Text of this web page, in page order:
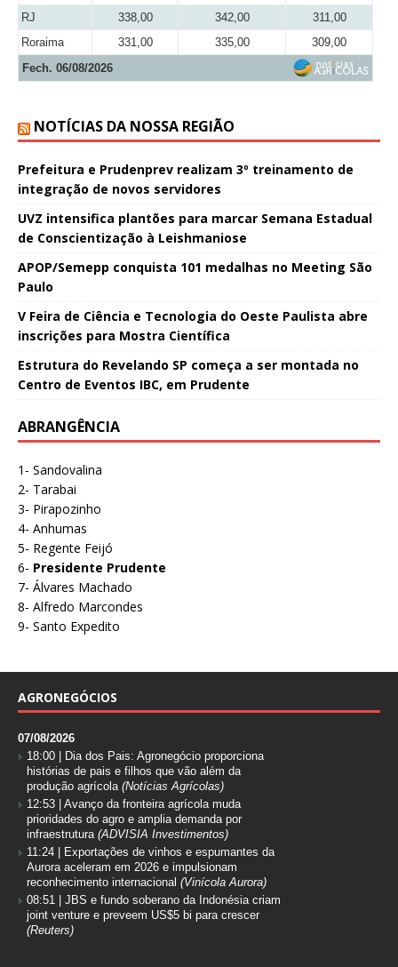
RJ
338,00 342,00
311,00
Roraima
331,00 335,00
309,00
Fech. 06/08/2026
NOTÍCIAS DA NOSSA REGIÃO
Prefeitura e Prudenprev realizam 3º treinamento de
integração de novos servidores
UVZ intensifica plantões para marcar Semana Estadual
de Conscientização à Leishmaniose
APOP/Semepp conquista 101 medalhas no Meeting São
Paulo
V Feira de Ciência e Tecnologia do Oeste Paulista abre
inscrições para Mostra Científica
Estrutura do Revelando SP começa a ser montada no
Centro de Eventos IBC, em Prudente
ABRANGÊNCIA
1- Sandovalina
2- Tarabai
3- Pirapozinho
4- Anhumas
5- Regente Feijó
6- Presidente Prudente
7- Álvares Machado
8- Alfredo Marcondes
9- Santo Expedito
AGRONEGÓCIOS
07/08/2026
18:00 | Dia dos Pais: Agronegócio proporciona
histórias de pais e filhos que vão além da
produção agrícola (Notícias Agrícolas)
12:53 | Avanço da fronteira agrícola muda
prioridades do agro e amplia demanda por
infraestrutura (ADVISIA Investimentos)
11:24 | Exportações de vinhos e espumantes da
Aurora aceleram em 2026 e impulsionam
reconhecimento internacional (Vinícola Aurora)
08:51 | JBS e fundo soberano da Indonésia criam
joint venture e preveem US$5 bi para crescer
(Reuters)